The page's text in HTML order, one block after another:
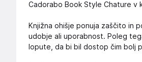
Cadorabo Book Style Chature v
Knjižna ohišje ponuja zaščito in
udobje ali uporabnost. Poleg
lopute, da bi bil dostop čim bolj